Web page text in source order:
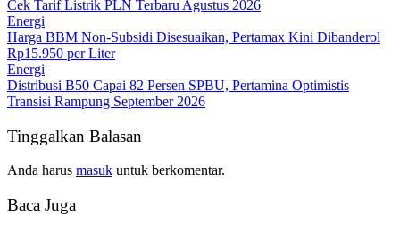
Cek Tarif Listrik PLN Terbaru Agustus 2026
Energi
Harga BBM Non-Subsidi Disesuaikan, Pertamax Kini Dibanderol
Rp15.950 per Liter
Energi
Distribusi B50 Capai 82 Persen SPBU, Pertamina Optimistis
Transisi Rampung September 2026
Tinggalkan Balasan
Anda harus masuk untuk berkomentar.
Baca Juga